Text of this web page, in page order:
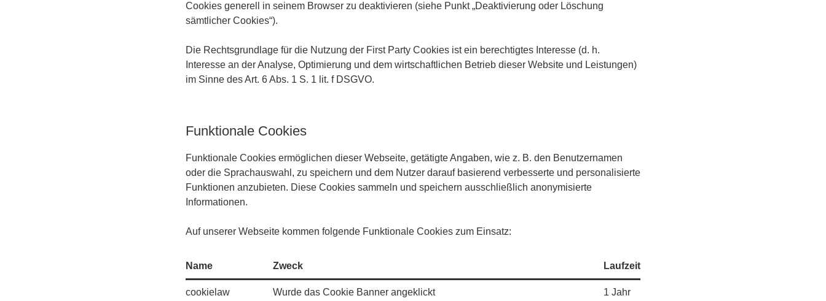
Cookies generell in seinem Browser zu deaktivieren (siehe Punkt „Deaktivierung oder Löschung
sämtlicher Cookies“).
Die Rechtsgrundlage für die Nutzung der First Party Cookies ist ein berechtigtes Interesse (d. h.
Interesse an der Analyse, Optimierung und dem wirtschaftlichen Betrieb dieser Website und Leistungen)
im Sinne des Art. 6 Abs. 1 S. 1 lit. f DSGVO.
Funktionale Cookies
Funktionale Cookies ermöglichen dieser Webseite, getätigte Angaben, wie z. B. den Benutzernamen
oder die Sprachauswahl, zu speichern und dem Nutzer darauf basierend verbesserte und personalisierte
Funktionen anzubieten. Diese Cookies sammeln und speichern ausschließlich anonymisierte
Informationen.
Auf unserer Webseite kommen folgende Funktionale Cookies zum Einsatz:
Name Zweck Laufzeit
cookielaw Wurde das Cookie Banner angeklickt 1 Jahr